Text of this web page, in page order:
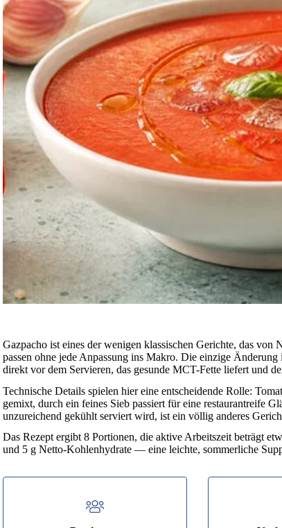
Gazpacho ist eines der wenigen klassischen Gerichte, das
passen ohne jede Anpassung ins Makro. Die einzige
direkt vor dem Servieren, das gesunde MCT-Fette liefert und
Technische Details spielen hier eine entscheidende Rolle:
gemixt, durch ein feines Sieb passiert für eine restaurantreife
unzureichend gekühlt serviert wird, ist ein völlig anderes
Das Rezept ergibt 8 Portionen, die aktive Arbeitszeit beträgt
und 5 g Netto-Kohlenhydrate — eine leichte, sommerliche